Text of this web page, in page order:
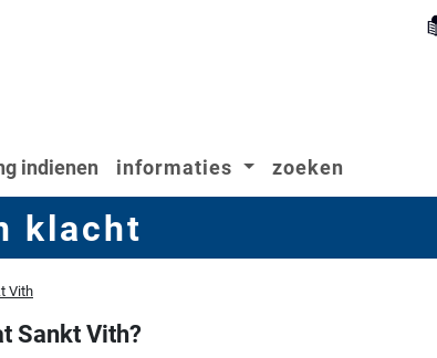
indienen informaties zoeken
klacht
Vith
Sankt Vith?